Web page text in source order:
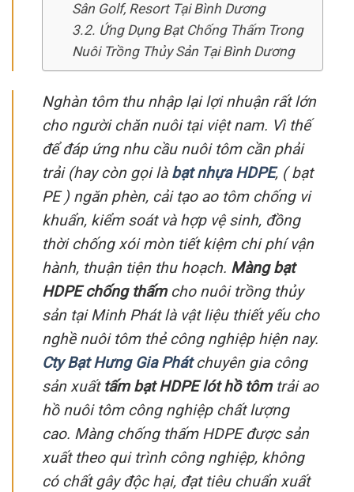
Sân Golf, Resort Tại Bình Dương
Ứng Dụng Bạt Chống Thấm Trong
Nuôi Trồng Thủy Sản Tại Bình Dương
Nghàn tôm thu nhập lại lợi nhuận rất lớn
cho người chăn nuôi tại việt nam. Vì thế
để đáp ứng nhu cầu nuôi tôm cần phải
trải (hay còn gọi là bạt nhựa HDPE, ( bạt
PE ) ngăn phèn, cải tạo ao tôm chống vi
khuẩn, kiểm soát và hợp vệ sinh, đồng
thời chống xói mòn tiết kiệm chi phí vận
hành, thuận tiện thu hoạch. Màng bạt
HDPE chống thấmcho nuôi trồng thủy
sản tại Minh Phát là vật liệu thiết yếu cho
nghề nuôi tôm thẻ công nghiệp hiện nay.
Cty Bạt Hưng Gia Phátchuyên gia công
sản xuất tấm bạt HDPE lót hồ tômtrải ao
hồ nuôi tôm công nghiệp chất lượng
cao. Màng chống thấm HDPE được sản
xuất theo qui trình công nghiệp, không
có chất gây độc hại, đạt tiêu chuẩn xuất